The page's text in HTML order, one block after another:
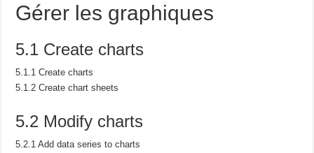
Gérer les graphiques
5.1 Create charts
5.1.1 Create charts
5.1.2 Create chart sheets
5.2 Modify charts
5.2.1 Add data series to charts